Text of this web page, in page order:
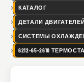
КАТАЛОГ
ДЕТАЛИ
СИСТЕМЫ
6212-65-2610